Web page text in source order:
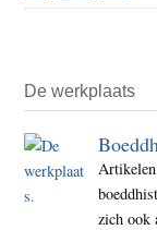
De werkplaats
zich ook